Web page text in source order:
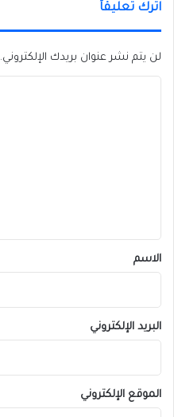
اترك تعليقاً
لن يتم نشر عنوان بريدك الإلكتروني.
*
الاسم
البريد الإلكتروني
الموقع الإلكتروني